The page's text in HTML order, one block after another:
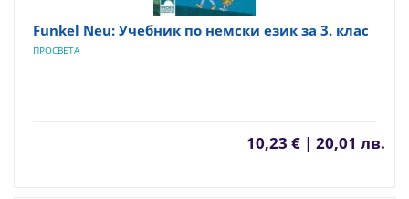
Funkel Neu: Учебник по немски език за 3. клас
ПРОСВЕТА
10,23 € | 20,01 лв.